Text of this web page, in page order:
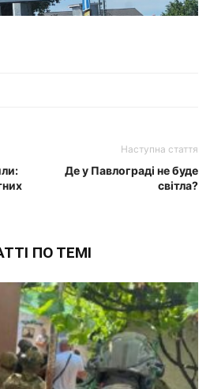
Наступна стаття
Де у Павлограді не буде
світла?
ПО ТЕМІ